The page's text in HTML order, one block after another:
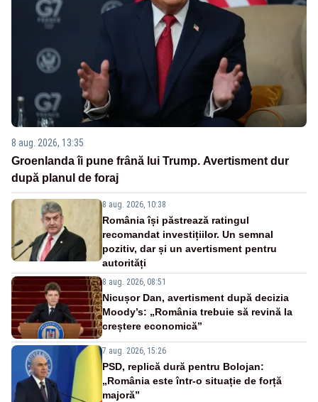
8 aug. 2026, 13:35
Groenlanda îi pune frână lui Trump. Avertisment dur
după planul de foraj
8 aug. 2026, 10:38
România își păstrează ratingul
recomandat investițiilor. Un semnal
pozitiv, dar și un avertisment pentru
autorități
8 aug. 2026, 08:51
Nicușor Dan, avertisment după decizia
Moody’s: „România trebuie să revină la
creștere economică”
7 aug. 2026, 15:26
PSD, replică dură pentru Bolojan:
„România este într-o situație de forță
majoră”